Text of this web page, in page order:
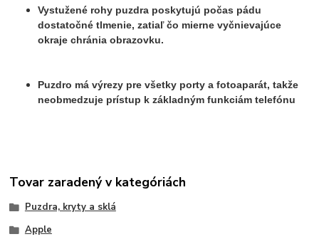
Vystužené rohy puzdra poskytujú počas pádu
dostatočné tlmenie, zatiaľ čo mierne vyčnievajúce
okraje chránia obrazovku.
Puzdro má výrezy pre všetky porty a fotoaparát, takže
neobmedzuje prístup k základným funkciám telefónu
Tovar zaradený v kategóriách
Puzdra, kryty a sklá
Apple